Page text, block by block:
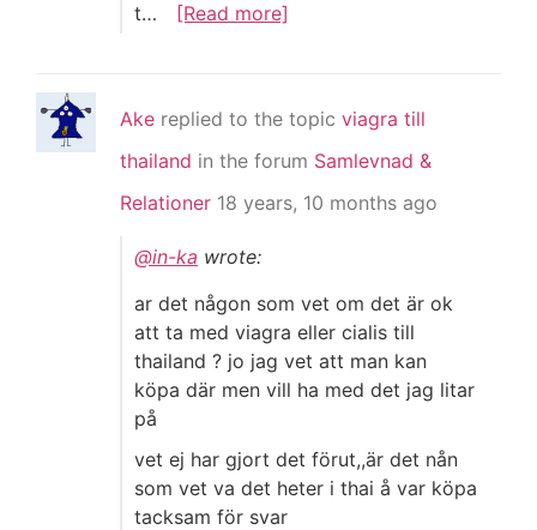
t…
[Read more]
Ake replied to the topic viagra till
thailand in the forum Samlevnad &
Relationer 18 years, 10 months ago
@in-ka wrote:
ar det någon som vet om det är ok
att ta med viagra eller cialis till
thailand ? jo jag vet att man kan
köpa där men vill ha med det jag litar
på
vet ej har gjort det förut,,är det nån
som vet va det heter i thai å var köpa
tacksam för svar